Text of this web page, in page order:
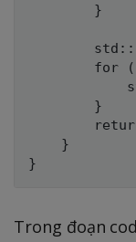
        }
for
        }
    }
Trong đoạn